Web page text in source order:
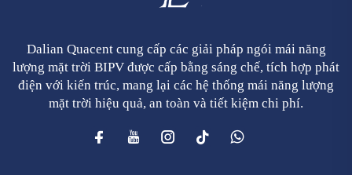
Dalian Quacent cung cấp các giải pháp ngói mái năng
lượng mặt trời BIPV được cấp bằng sáng chế, tích hợp phát
điện với kiến trúc, mang lại các hệ thống mái năng lượng
mặt trời hiệu quả, an toàn và tiết kiệm chi phí.